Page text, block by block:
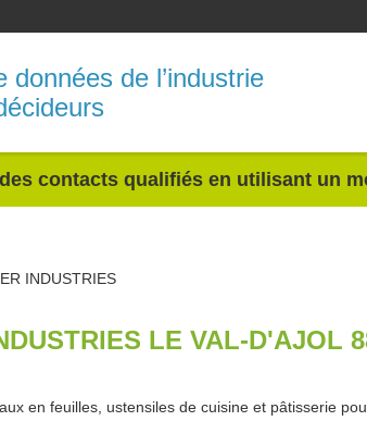
données de l’industrie
contacts qualifiés en utilisant un
INDUSTRIES
LE VAL-D'AJOL
en feuilles, ustensiles de cuisine et pâtisserie